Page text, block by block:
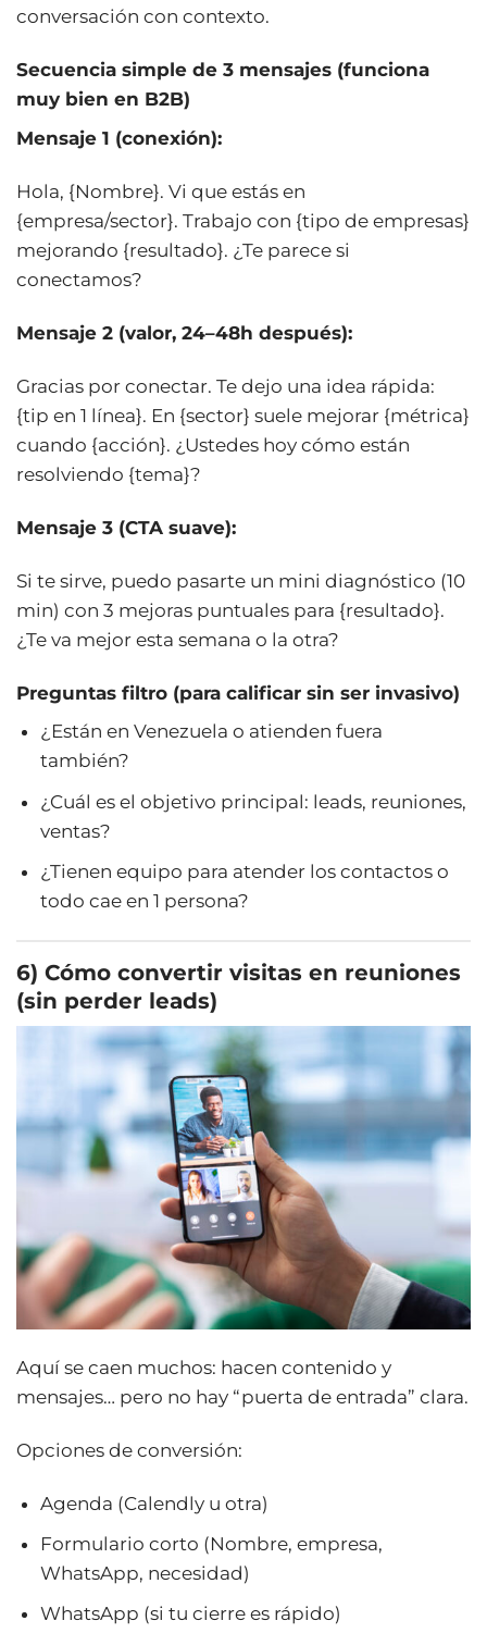
conversación con contexto.
Secuencia simple de 3 mensajes (funciona
muy bien en B2B)
Mensaje 1 (conexión):
Hola, {Nombre}. Vi que estás en
{empresa/sector}. Trabajo con {tipo de empresas}
mejorando {resultado}. ¿Te parece si
conectamos?
Mensaje 2 (valor, 24–48h después):
Gracias por conectar. Te dejo una idea rápida:
{tip en 1 línea}. En {sector} suele mejorar {métrica}
cuando {acción}. ¿Ustedes hoy cómo están
resolviendo {tema}?
Mensaje 3 (CTA suave):
Si te sirve, puedo pasarte un mini diagnóstico (10
min) con 3 mejoras puntuales para {resultado}.
¿Te va mejor esta semana o la otra?
Preguntas filtro (para calificar sin ser invasivo)
¿Están en Venezuela o atienden fuera
también?
¿Cuál es el objetivo principal: leads, reuniones,
ventas?
¿Tienen equipo para atender los contactos o
todo cae en 1 persona?
6) Cómo convertir visitas en reuniones
(sin perder leads)
Aquí se caen muchos: hacen contenido y
mensajes… pero no hay “puerta de entrada” clara.
Opciones de conversión:
Agenda (Calendly u otra)
Formulario corto (Nombre, empresa,
WhatsApp, necesidad)
WhatsApp (si tu cierre es rápido)